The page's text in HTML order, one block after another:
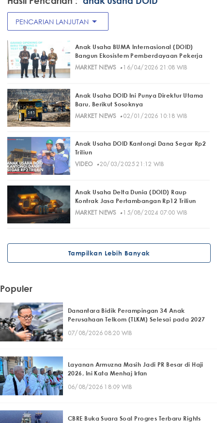
PENCARIAN LANJUTAN arrow_drop_down
Anak Usaha BUMA Internasional (DOID)
Bangun Ekosistem Pemberdayaan Pekerja
MARKET NEWS· 16/04/2026 21:08 WIB
Anak Usaha DOID Ini Punya Direktur Utama
Baru, Berikut Sosoknya
MARKET NEWS· 02/01/2026 10:18 WIB
Anak Usaha DOID Kantongi Dana Segar Rp2
Triliun
VIDEO· 20/03/2025 21:12 WIB
Anak Usaha Delta Dunia (DOID) Raup
Kontrak Jasa Pertambangan Rp12 Triliun
MARKET NEWS· 15/08/2024 07:00 WIB
Tampilkan Lebih Banyak
Populer
Danantara Bidik Perampingan 34 Anak
Perusahaan Telkom (TLKM) Selesai pada 2027
07/08/2026 08:20 WIB
Layanan Armuzna Masih Jadi PR Besar di Haji
2026, Ini Kata Menhaj Irfan
06/08/2026 18:09 WIB
CBRE Buka Suara Soal Progres Terbaru Rights